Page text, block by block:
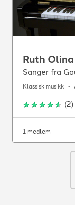
Ruth
Sanger fra
Klassisk musikk
(2)
1 medlem